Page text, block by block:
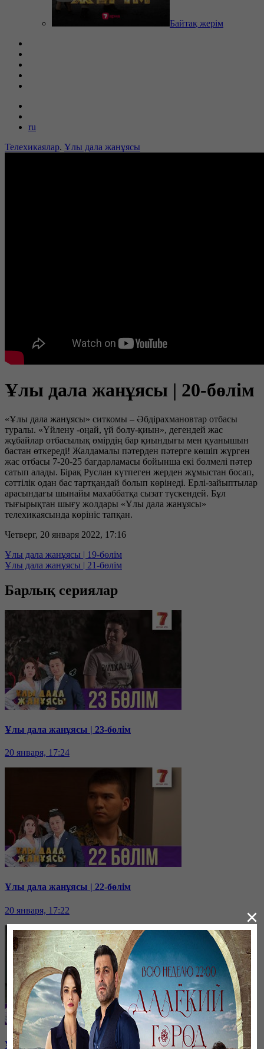
Байтақ жерім
ru
Телехикаялар. Ұлы дала жанұясы
Ұлы дала жанұясы | 20-бөлім
«Ұлы дала жанұясы» ситкомы – Әбдірахмановтар отбасы
туралы. «Үйлену -оңай, үй болу-қиын», дегендей жас
жұбайлар отбасылық өмірдің бар қиындығы мен қуанышын
бастан өткереді! Жалдамалы пәтерден пәтерге көшіп жүрген
жас отбасы 7-20-25 бағдарламасы бойынша екі бөлмелі пәтер
сатып алады. Бірақ Руслан күтпеген жерден жұмыстан босап,
сәттілік одан бас тартқандай болып көрінеді. Ерлі-зайыптылар
арасындағы шынайы махаббатқа сызат түскендей. Бұл
тығырықтан шығу жолдары «Ұлы дала жанұясы»
телехикаясында көрініс тапқан.
Четверг, 20 января 2022, 17:16
Ұлы дала жанұясы | 19-бөлім
Ұлы дала жанұясы | 21-бөлім
Барлық сериялар
Ұлы дала жанұясы | 23-бөлім
20 января, 17:24
Ұлы дала жанұясы | 22-бөлім
20 января, 17:22
Ұлы дала жанұясы | 21-бөлім
×